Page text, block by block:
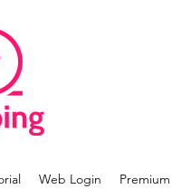
Web Login Premium